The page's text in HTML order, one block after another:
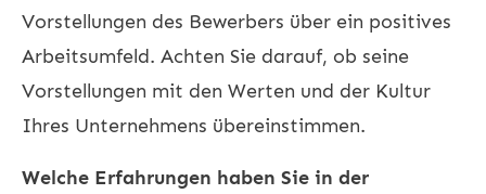
Vorstellungen des Bewerbers über ein positives
Arbeitsumfeld. Achten Sie darauf, ob seine
Vorstellungen mit den Werten und der Kultur
Ihres Unternehmens übereinstimmen.
Welche Erfahrungen haben Sie in der